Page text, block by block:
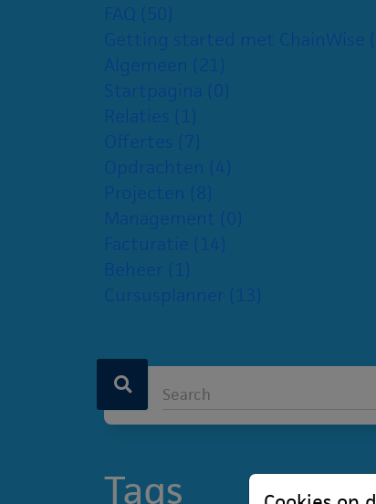
FAQ (50)
Getting started met ChainWise
Algemeen (21)
Startpagina (0)
Relaties (1)
Offertes (7)
Opdrachten (4)
Projecten (8)
Management (0)
Facturatie (14)
Beheer (1)
Cursusplanner (13)
Tags